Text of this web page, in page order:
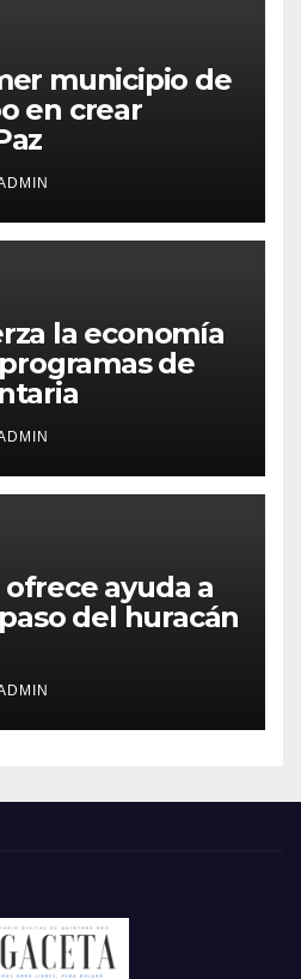
municipio de
en crear
la economía
de
ayuda a
del huracán